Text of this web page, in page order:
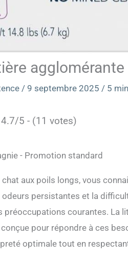
/ 9 septembre 2025 / 5
4.7/5 - (11 votes)
chat aux poils longs, vous
odeurs persistantes et la
courantes. La
conçue pour répondre à ces
optimale tout en